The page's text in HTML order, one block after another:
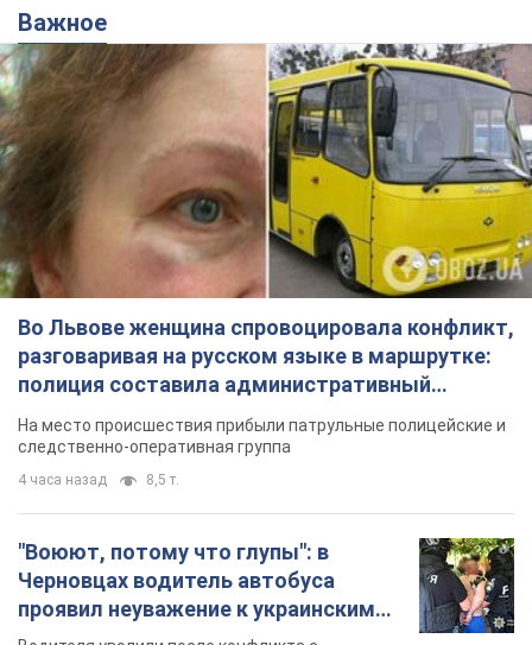
Важное
Во Львове женщина спровоцировала конфликт,
разговаривая на русском языке в маршрутке:
полиция составила административный
протокол. Видео
На место происшествия прибыли патрульные полицейские и
следственно-оперативная группа
4 часа назад 8,5 т.
"Воюют, потому что глупы": в
Черновцах водитель автобуса
проявил неуважение к украинским
военным и поплатился за это.